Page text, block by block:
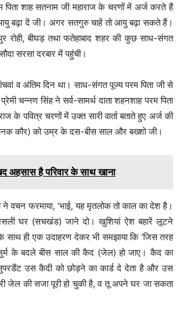
पिता शाह सतनाम जी महाराज के चरणों में अर्ज करते हैं
बढ़ा दें जी। अगर सतगुरु चाहें तो आयु बढ़ा सकते हैं।
रोही, बीघड़ तथा फतेहाबाद शहर की कुछ साध-संगत
सरसा दरबार में पहुंची।
व अंतिम दिन था। साध-संगत पूज्य परम पिता जी से
चन्नण सिंह ने सर्व-सामर्थ दाता शहनशाह परम पिता
के पवित्र चरणों में उक्त सारी वार्ता बताते हुए अर्ज की
कौर) को उम्र के दस-बीस साल और बख्शो जी।
अहसास है परिवार के साथ खाना
ने वचन फरमाया, ‘भाई, यह मृतलोक तो काल का देश है।
घर (सचखंड) जाने दो। खुशियां ऐश बहारें लूटने
साथ ही एक उदाहरण देकर भी समझाया कि ‘जिस तरह
के बदले बीस साल की कैद (जेल) हो जाए। कैद का
उस कैदी को छोड़ने का कार्ड दे देता है और उस
जेल की सजा पूरी हो चुकी है, व तू अपने घर जा सकता